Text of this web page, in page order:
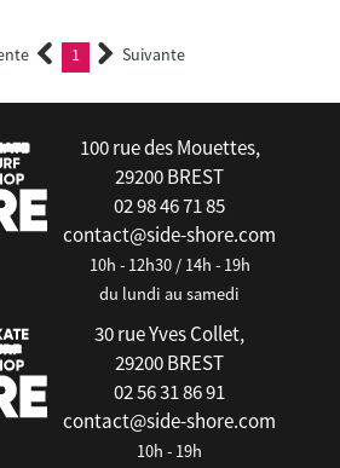
1 (current)Suivante
100 rue des Mouettes,
29200 BREST
02 98 46 71 85
contact@side-shore.com
10h - 12h30 / 14h - 19h
du lundi au samedi
30 rue Yves Collet,
29200 BREST
02 56 31 86 91
contact@side-shore.com
10h - 19h